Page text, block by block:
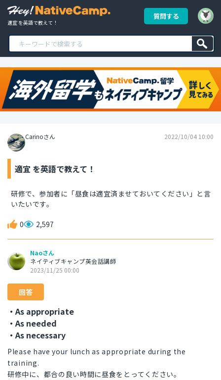
適宜 を英語で教えて！
質問する
Carinoさん 2022/10/04 10:00
適宜 を英語で教えて！
研修で、参加者に「昼食は適宜済ませておいてください」と言
いたいです。
0 2,597
Naoさん
ネイティブキャンプ英会話講師
2023/11/25 00:00
回答
・As appropriate
・As needed
・As necessary
Please have your lunch as appropriate during the
training.
研修中に、都合の良い時間に昼食をとってください。